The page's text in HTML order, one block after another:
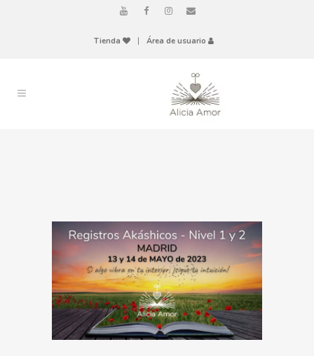
Tienda Área de usuario